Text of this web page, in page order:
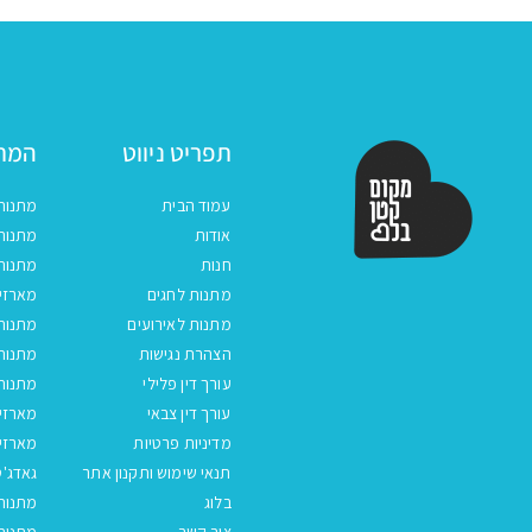
תפריט ניווט
עמוד הבית
אודות
חנות
מתנות לחגים
מתנות לאירועים
הצהרת נגישות
עורך דין פלילי
עורך דין צבאי
מדיניות פרטיות
תנאי שימוש ותקנון אתר
בלוג